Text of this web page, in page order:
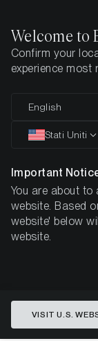
von
Information zur
in Deutschland
Das
Behandlung von
Token).
Welcome to
Confirm your
experience most
English
Stati Uniti
Important
You are about
website. Based
website' below
website.
VISIT U.S.